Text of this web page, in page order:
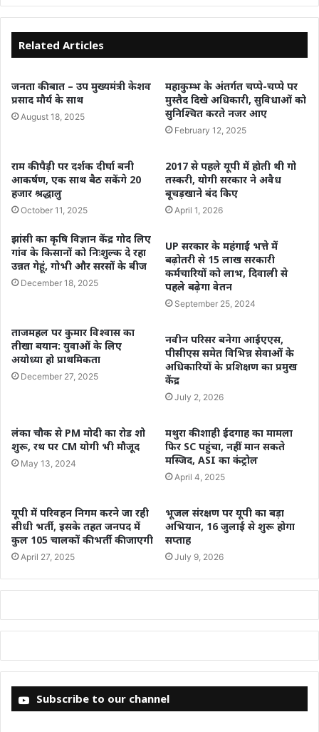
Related Articles
जनता की बात – उप मुख्यमंत्री केशव
प्रसाद मौर्य के साथ
August 18, 2025
महाकुम्भ के अंतर्गत चप्पे-चप्पे पर
मुस्तैद दिखे अधिकारी, सुविधाओं को
सुनिश्चित करते नजर आए
February 12, 2025
राम की पैड़ी पर दर्शक दीर्घा बनी
आकर्षण, एक साथ बैठ सकेंगे 20
हजार श्रद्धालु
October 11, 2025
2017 से पहले यूपी में होती थी गो
तस्करी, योगी सरकार ने अवैध
बूचड़खाने बंद किए
April 1, 2026
झांसी का कृषि विज्ञान केंद्र गोद लिए
गांव के किसानों को निःशुल्क दे रहा
उन्नत गेहूं, गोभी और सरसों के बीज
December 18, 2025
UP सरकार के महंगाई भत्ते में
बढ़ोतरी से 15 लाख सरकारी
कर्मचारियों को लाभ, दिवाली से
पहले बढ़ेगा वेतन
September 25, 2024
ताजमहल पर कुमार विश्वास का
तीखा बयान: युवाओं के लिए
अयोध्या हो प्राथमिकता
December 27, 2025
नवीन परिसर बनेगा आईएएस,
पीसीएस समेत विभिन्न सेवाओं के
अधिकारियों के प्रशिक्षण का प्रमुख
केंद्र
July 2, 2026
लंका चौक से PM मोदी का रोड शो
शुरू, रथ पर CM योगी भी मौजूद
May 13, 2024
मथुरा की शाही ईदगाह का मामला
फिर SC पहुंचा, नहीं मान सकते
मस्जिद, ASI का कंट्रोल
April 4, 2025
यूपी में परिवहन निगम करने जा रही
सीधी भर्ती, इसके तहत जनपद में
कुल 105 चालकों की भर्ती की जाएगी
April 27, 2025
भूजल संरक्षण पर यूपी का बड़ा
अभियान, 16 जुलाई से शुरू होगा
सप्ताह
July 9, 2026
Subscribe to our channel